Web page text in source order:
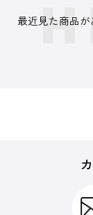
最近見た商品が